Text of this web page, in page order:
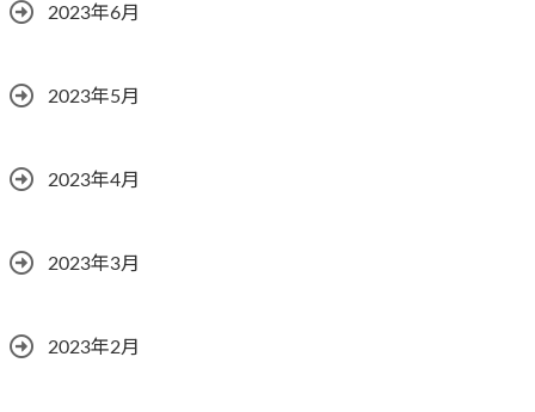
2023年6月
2023年5月
2023年4月
2023年3月
2023年2月